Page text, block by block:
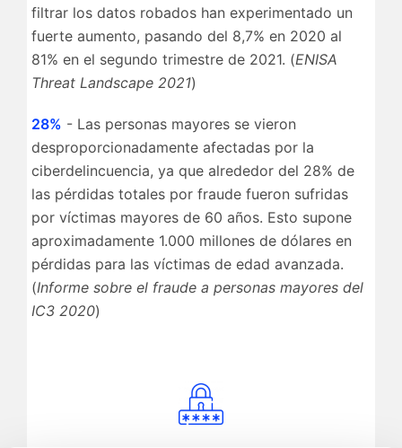
filtrar los datos robados han experimentado un
fuerte aumento, pasando del 8,7% en 2020 al
81% en el segundo trimestre de 2021. (ENISA
Threat Landscape 2021)
28% - Las personas mayores se vieron
desproporcionadamente afectadas por la
ciberdelincuencia, ya que alrededor del 28% de
las pérdidas totales por fraude fueron sufridas
por víctimas mayores de 60 años. Esto supone
aproximadamente 1.000 millones de dólares en
pérdidas para las víctimas de edad avanzada.
(Informe sobre el fraude a personas mayores del
IC3 2020)